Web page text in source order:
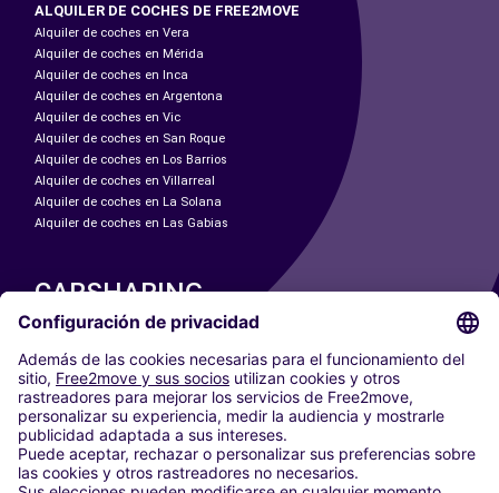
ALQUILER DE COCHES DE FREE2MOVE
Alquiler de coches en Vera
Alquiler de coches en Mérida
Alquiler de coches en Inca
Alquiler de coches en Argentona
Alquiler de coches en Vic
Alquiler de coches en San Roque
Alquiler de coches en Los Barrios
Alquiler de coches en Villarreal
Alquiler de coches en La Solana
Alquiler de coches en Las Gabias
CARSHARING
NUESTRAS CIUDADES
Paris
Madrid
Washington DC
Milán
Roma
Turín
Viena